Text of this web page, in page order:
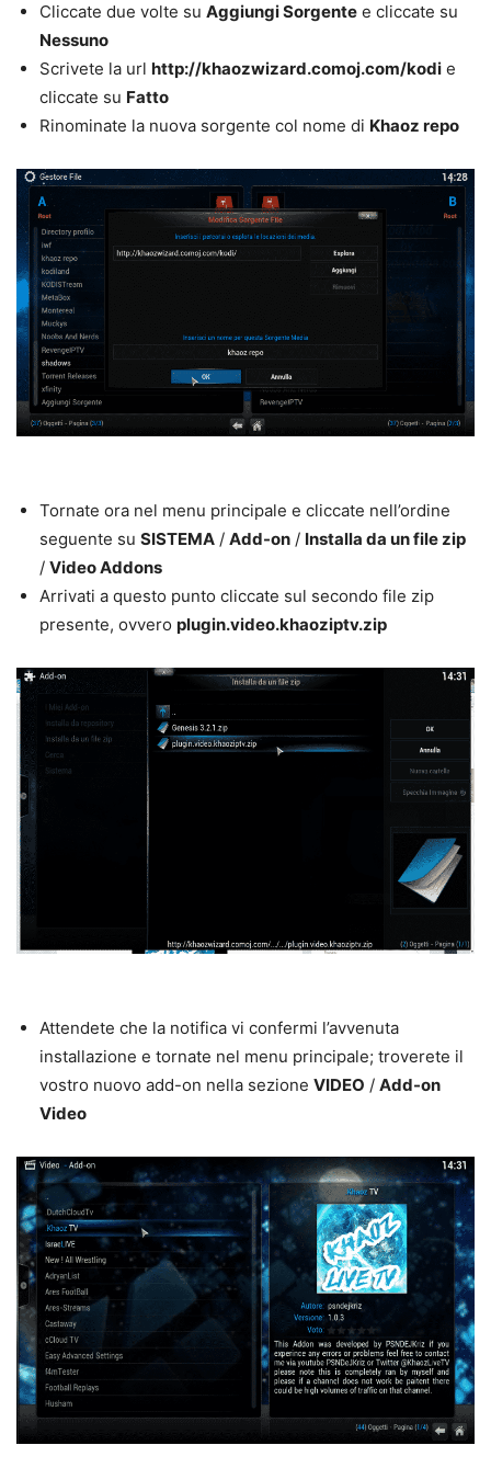
Cliccate due volte su Aggiungi Sorgente e cliccate su
Nessuno
Scrivete la url http://khaozwizard.comoj.com/kodi e
cliccate su Fatto
Rinominate la nuova sorgente col nome di Khaoz repo
Tornate ora nel menu principale e cliccate nell’ordine
seguente su SISTEMA / Add-on / Installa da un file zip
/ Video Addons
Arrivati a questo punto cliccate sul secondo file zip
presente, ovvero plugin.video.khaoziptv.zip
Attendete che la notifica vi confermi l’avvenuta
installazione e tornate nel menu principale; troverete il
vostro nuovo add-on nella sezione VIDEO / Add-on
Video